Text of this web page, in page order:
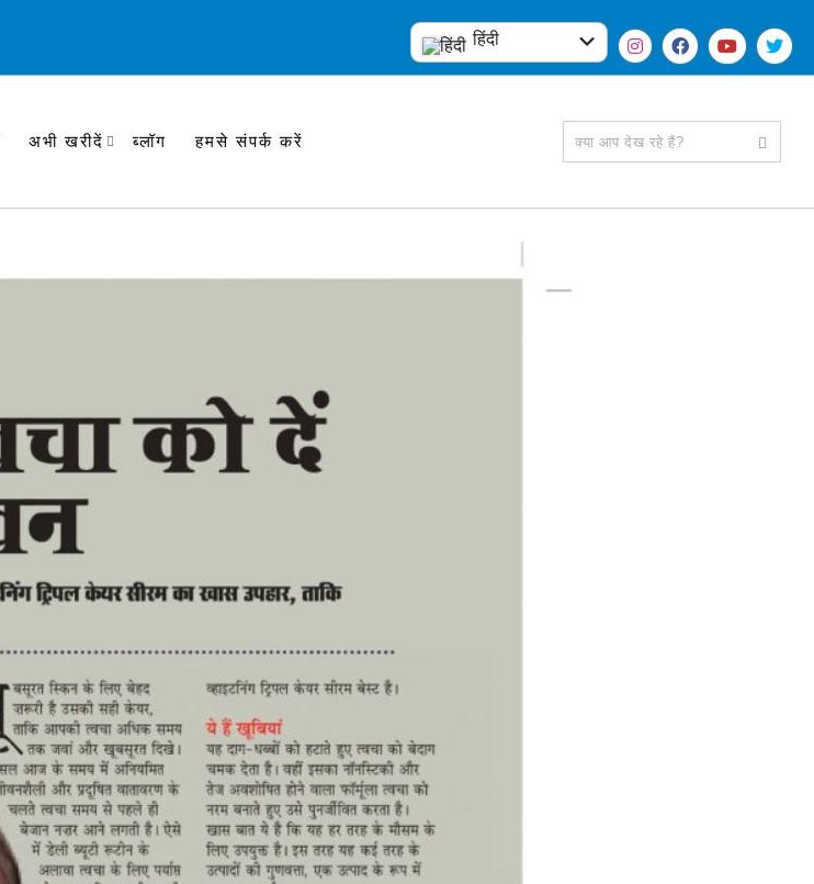
हिंदी
English
अभी खरीदें ब्लॉग हमसे संपर्क करें